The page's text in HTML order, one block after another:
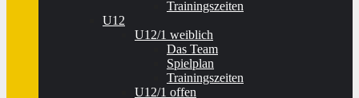
Trainingszeiten
U12
U12/1 weiblich
Das Team
Spielplan
Trainingszeiten
U12/1 offen